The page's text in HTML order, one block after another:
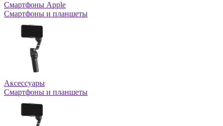
Смартфоны Apple
Смартфоны и планшеты
Аксессуары
Смартфоны и планшеты